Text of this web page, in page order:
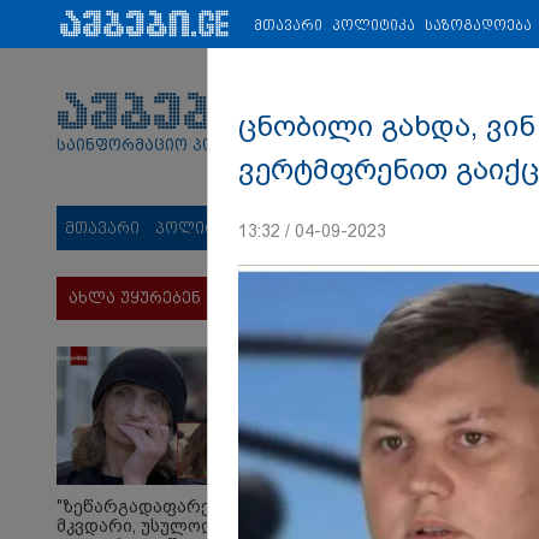
პარტნიორები: ახალი ამბები ეკონომიკა ვიდეო
საინფორმაციო პორტალი
მთავარი პოლიტიკა საზოგადოება
ახლა უყურებენ
"ზეწარგადაფარებული
მკვდარი, უსულოდ
მთავარი პოლიტიკა საზოგადოება
ცნობილი გახდა,
ვერტმფრენით
13:32 / 04-09-2023